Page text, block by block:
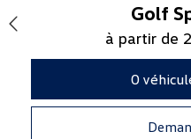
Golf
à partir de
0